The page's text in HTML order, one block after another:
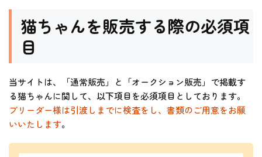
猫ちゃんを販売する際の必須項
目
当サイトは、「通常販売」と「オークション販売」で掲載す
る猫ちゃんに関して、以下項目を必須項目としております。
ブリーダー様は引渡しまでに検査をし、書類のご用意をお願
いいたします。